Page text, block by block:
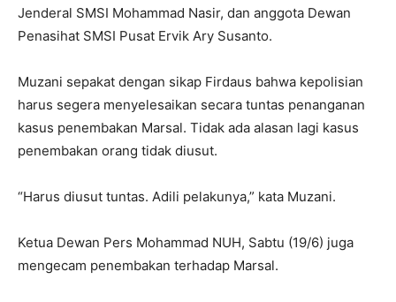
Jenderal SMSI Mohammad Nasir, dan anggota Dewan
Penasihat SMSI Pusat Ervik Ary Susanto.
Muzani sepakat dengan sikap Firdaus bahwa kepolisian
harus segera menyelesaikan secara tuntas penanganan
kasus penembakan Marsal. Tidak ada alasan lagi kasus
penembakan orang tidak diusut.
“Harus diusut tuntas. Adili pelakunya,” kata Muzani.
Ketua Dewan Pers Mohammad NUH, Sabtu (19/6) juga
mengecam penembakan terhadap Marsal.